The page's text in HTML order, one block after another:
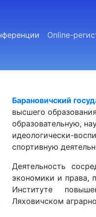
Online-
Барановичский
высшего
образовательную,
идеологически-
спортивную
Деятельность
экономики и права,
Институте
Ляховичском